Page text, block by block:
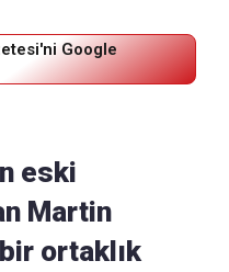
Google
eski
Martin
ortaklık